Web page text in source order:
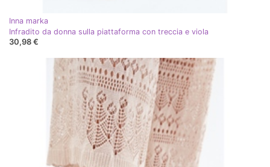
Inna marka
Infradito da donna sulla piattaforma con treccia e viola
30,98 €